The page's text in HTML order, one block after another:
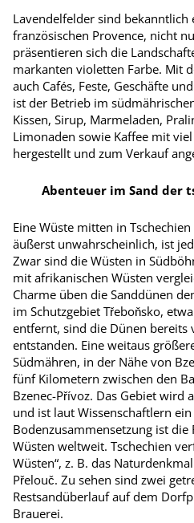
Lavendelfelder sind bekanntlich
französischen Provence, nicht
präsentieren sich die
markanten violetten Farbe. Mit
auch Cafés, Feste, Geschäfte
ist der Betrieb im
Kissen, Sirup, Marmeladen,
Limonaden sowie Kaffee mit
hergestellt und zum Verkauf
Abenteuer im Sand der
Eine Wüste mitten in
äußerst unwahrscheinlich, ist
Zwar sind die Wüsten in
mit afrikanischen Wüsten
Charme üben die Sanddünen
im Schutzgebiet Třeboňsko,
entfernt, sind die Dünen bereits
entstanden. Eine weitaus
Südmähren, in der Nähe von
fünf Kilometern zwischen den
Bzenec-Přívoz. Das Gebiet wird
und ist laut Wissenschaftlern
Bodenzusammensetzung ist
Wüsten weltweit. Tschechien
Wüsten“, z. B. das
Přelouč. Zu sehen sind zwei
Restsand­überlauf auf dem
Brauerei.